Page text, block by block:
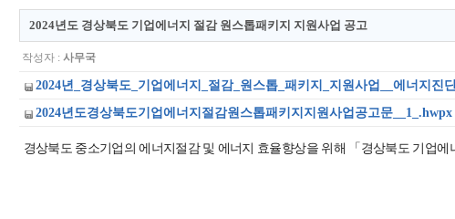
2024년도 경상북도 기업에너지 절감 원스톱패키지 지원사업 공고
작성자 : 사무국
2024년_경상북도_기업에너지_절감_원스톱_패키지_지원사업__에너지진
2024년도경상북도기업에너지절감원스톱패키지지원사업공고문__1_.hwpx
경상북도 중소기업의 에너지절감 및 에너지 효율향상을 위해 「 경상북도 기업에